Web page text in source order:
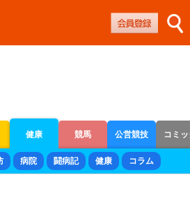
健康 競馬 公営競技 コミ
トレース
病院 闘病記 健康 コラム